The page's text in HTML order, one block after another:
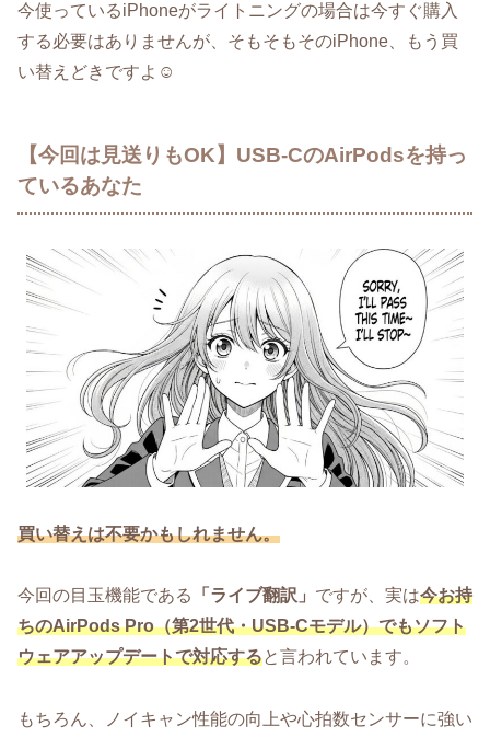
今使っているiPhoneがライトニングの場合は今すぐ購入
する必要はありませんが、そもそもそのiPhone、もう買
い替えどきですよ☺️
【今回は見送りもOK】USB-CのAirPodsを持っ
ているあなた
買い替えは不要かもしれません。
今回の目玉機能である 「ライブ翻訳」 ですが、実は今お持
ちのAirPods Pro（第2世代・USB-Cモデル）でもソフト
ウェアアップデートで対応すると言われています。
もちろん、ノイキャン性能の向上や心拍数センサーに強い